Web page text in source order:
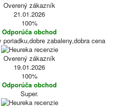
Overený zákazník
21.01.2026
100%
Odporúča obchod
zabaleny,dobra cena
Overený zákazník
19.01.2026
100%
Odporúča obchod
Super.